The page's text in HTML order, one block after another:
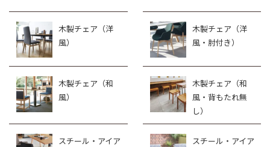
木製チェア（洋
風）
木製チェア（洋
風・肘付き）
木製チェア（和
風）
木製チェア（和
風・背もたれ無
し）
スチール・アイア
スチール・アイア